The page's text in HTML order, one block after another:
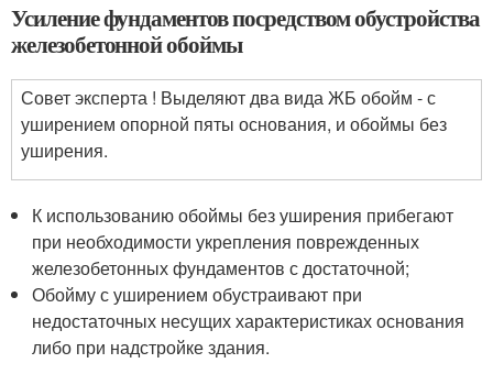
Усиление фундаментов посредством обустройства
железобетонной обоймы
Совет эксперта ! Выделяют два вида ЖБ обойм - с
уширением опорной пяты основания, и обоймы без
уширения.
К использованию обоймы без уширения прибегают
при необходимости укрепления поврежденных
железобетонных фундаментов с достаточной;
Обойму с уширением обустраивают при
недостаточных несущих характеристиках основания
либо при надстройке здания.